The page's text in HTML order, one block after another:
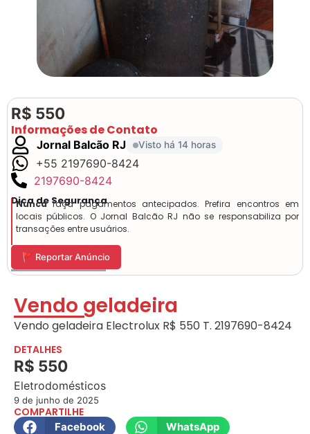
R$ 550
Informações de Contato
Jornal Balcão RJ Visto há 14 horas
+55 2197690-8424
2197690-8424
Dica de Segurança
Nuncafaça pagamentos antecipados. Prefira encontros em
locais públicos. O Jornal Balcão RJ não se responsabiliza por
transações entre usuários.
🚩 Reportar Anúncio
Vendo geladeira
Vendo geladeira Electrolux R$ 550 T. 2197690-8424
DETALHES
R$ 550
Eletrodomésticos
9 de junho de 2025
COMPARTILHE
Facebook
WhatsApp